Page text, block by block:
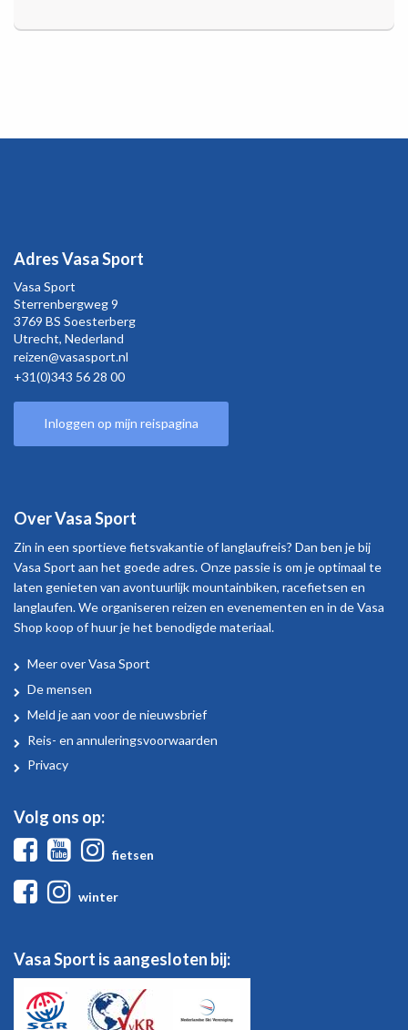
Adres Vasa Sport
Vasa Sport
Sterrenbergweg9
3769 BS Soesterberg
Utrecht, Nederland
reizen@vasasport.nl
+31(0)343 56 28 00
Inloggen op mijn reispagina
Over Vasa Sport
Zin in een sportieve fietsvakantie of langlaufreis? Dan ben je bij
Vasa Sport aan het goede adres. Onze passie is om je optimaal te
laten genieten van avontuurlijk mountainbiken, racefietsen en
langlaufen. We organiseren reizen en evenementen en in de Vasa
Shop koop of huur je het benodigde materiaal.
Over
Vasa
Sport
Meer over Vasa Sport
De mensen
Meld je aan voor de nieuwsbrief
Reis- en annuleringsvoorwaarden
Privacy
Volg ons op:
FacebookYoutube
fietsen
Facebook
winter
Vasa Sport is aangesloten bij: